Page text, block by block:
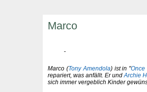
Marco
Marco (Tony Amendola) ist in "Once
repariert, was anfällt. Er undArchie
sich immer vergeblich Kinder